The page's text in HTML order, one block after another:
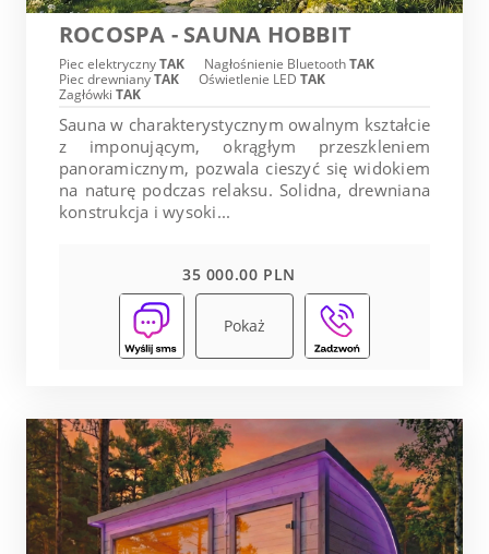
ROCOSPA - SAUNA HOBBIT
Piec elektrycznyTAK Nagłośnienie BluetoothTAK
Piec drewnianyTAK Oświetlenie LED TAK
Zagłówki TAK
Sauna w charakterystycznym owalnym kształcie
z imponującym, okrągłym przeszkleniem
panoramicznym, pozwala cieszyć się widokiem
na naturę podczas relaksu. Solidna, drewniana
konstrukcja i wysoki...
35 000.00 PLN
Pokaż